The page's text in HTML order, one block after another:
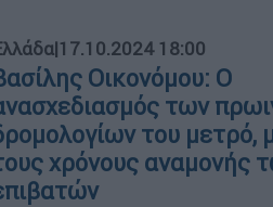
|17.10.2024 18:00
Οικονόμου: Ο
των
του μετρό,
χρόνους αναμονής